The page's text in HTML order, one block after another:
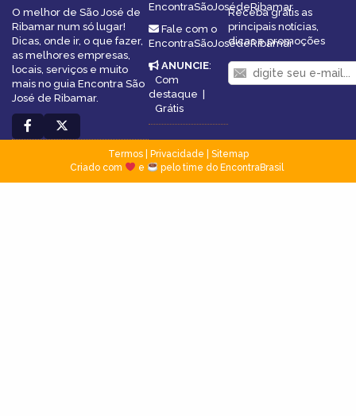
O melhor de São José de
Ribamar num só lugar!
Dicas, onde ir, o que fazer,
as melhores empresas,
locais, serviços e muito
mais no guia Encontra São
José de Ribamar.
EncontraSãoJosédeRibamar
Fale com o
EncontraSãoJosédeRibamar
ANUNCIE:
Com
destaque
Grátis
Receba grátis as
principais notícias,
dicas e promoções
Termos| Privacidade
Sitemap
Criado com
e pelo time do EncontraBrasil